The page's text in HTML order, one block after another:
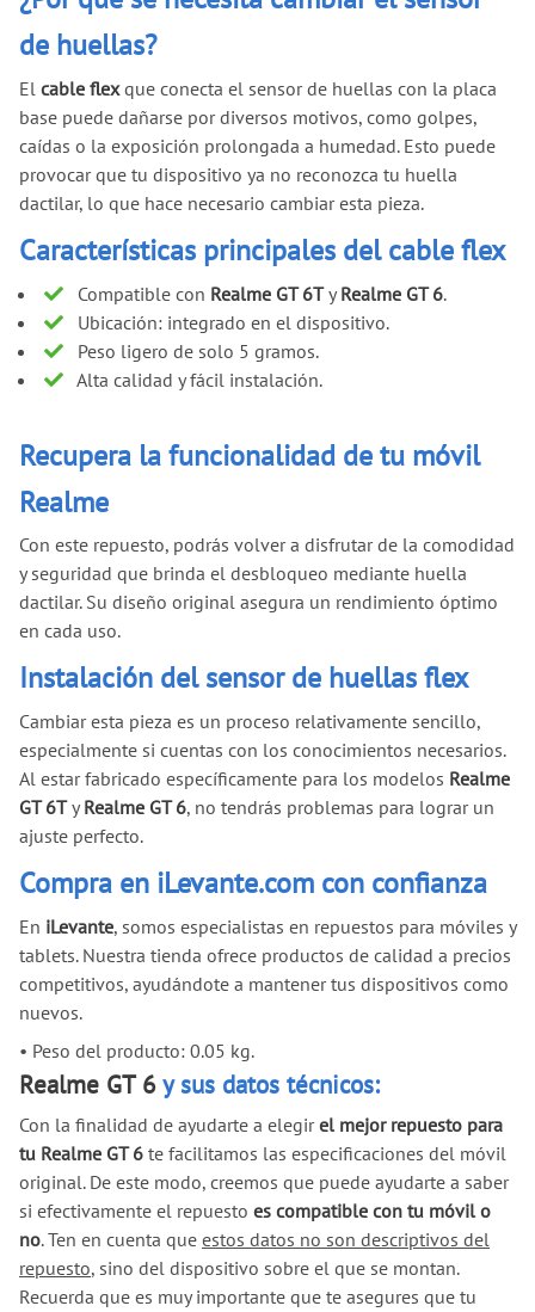
de huellas?
El cable flexque conecta el sensor de huellas con la placa
base puede dañarse por diversos motivos, como golpes,
caídas o la exposición prolongada a humedad. Esto puede
provocar que tu dispositivo ya no reconozca tu huella
dactilar, lo que hace necesario cambiar esta pieza.
Características principales del cable flex
Compatible con Realme GT 6TyRealme GT 6.
Ubicación: integrado en el dispositivo.
Peso ligero de solo 5 gramos.
Alta calidad y fácil instalación.
Recupera la funcionalidad de tu móvil
Realme
Con este repuesto, podrás volver a disfrutar de la comodidad
y seguridad que brinda el desbloqueo mediante huella
dactilar. Su diseño original asegura un rendimiento óptimo
en cada uso.
Instalación del sensor de huellas flex
Cambiar esta pieza es un proceso relativamente sencillo,
especialmente si cuentas con los conocimientos necesarios.
Al estar fabricado específicamente para los modelos Realme
GT 6TyRealme GT 6, no tendrás problemas para lograr un
ajuste perfecto.
Compra en iLevante.com con confianza
En iLevante, somos especialistas en repuestos para móviles y
tablets. Nuestra tienda ofrece productos de calidad a precios
competitivos, ayudándote a mantener tus dispositivos como
nuevos.
• Peso del producto: 0.05 kg.
Realme GT 6y sus datos técnicos:
Con la finalidad de ayudarte a elegirel mejor repuesto para
tu Realme GT 6 te facilitamos las especificaciones del móvil
original. De este modo, creemos que puede ayudarte a saber
si efectivamente el repuesto es compatible con tu móvil o
no. Ten en cuenta que estos datos no son descriptivos del
repuesto, sino del dispositivo sobre el que se montan.
Recuerda que es muy importante que te asegures que tu